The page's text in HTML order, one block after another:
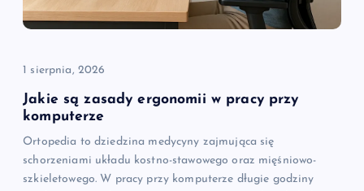
p
s
u
1 sierpnia, 2026
Jakie są zasady ergonomii w pracy przy
komputerze
Ortopedia to dziedzina medycyny zajmująca się
schorzeniami układu kostno-stawowego oraz mięśniowo-
szkieletowego. W pracy przy komputerze długie godziny